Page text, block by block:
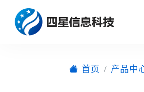
网站首页
首页 产品中